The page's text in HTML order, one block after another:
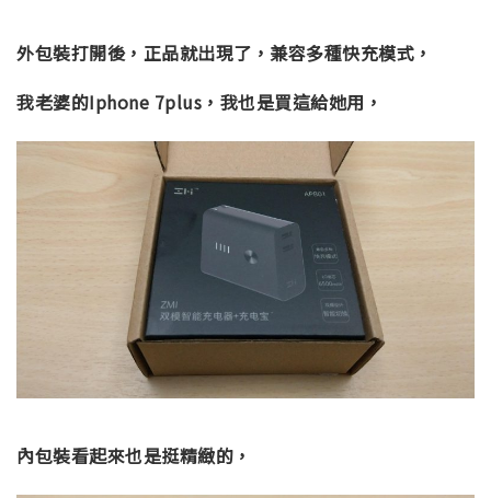
外包裝打開後，正品就出現了，兼容多種快充模式，
我老婆的Iphone 7plus，我也是買這給她用，
內包裝看起來也是挺精緻的，